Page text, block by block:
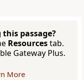
passage?
Resourcestab.
Gateway Plus.
More